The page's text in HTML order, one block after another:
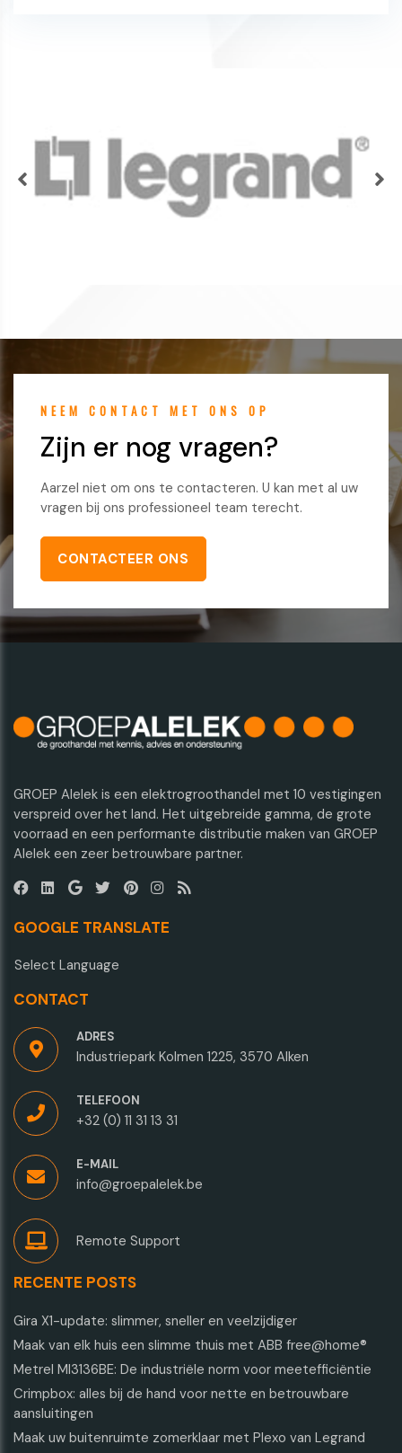
NEEM CONTACT MET ONS OP
Zijn er nog vragen?
Aarzel niet om ons te contacteren. U kan met al uw
vragen bij ons professioneel team terecht.
CONTACTEER ONS
GROEP Alelek is een elektrogroothandel met 10 vestigingen
verspreid over het land. Het uitgebreide gamma, de grote
voorraad en een performante distributie maken van GROEP
Alelek een zeer betrouwbare partner.
GOOGLE TRANSLATE
Select Language
CONTACT
ADRES
Industriepark Kolmen 1225, 3570 Alken
TELEFOON
+32 (0) 11 31 13 31
E-MAIL
info@groepalelek.be
Remote Support
RECENTE POSTS
Gira X1-update: slimmer, sneller en veelzijdiger
Maak van elk huis een slimme thuis met ABB free@home®
Metrel MI3136BE: De industriële norm voor meetefficiëntie
Crimpbox: alles bij de hand voor nette en betrouwbare
aansluitingen
Maak uw buitenruimte zomerklaar met Plexo van Legrand